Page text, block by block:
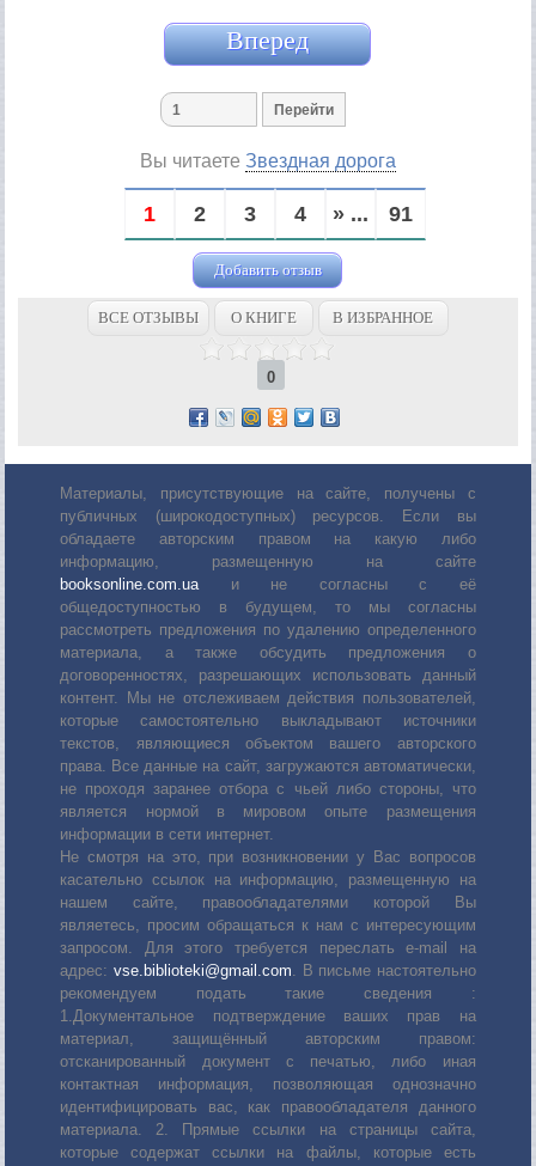
Вперед
Вы читаете Звездная дорога
1 2 3 4 » ... 91
Добавить отзыв
ВСЕ ОТЗЫВЫ О КНИГЕ В ИЗБРАННОЕ
0
Материалы, присутствующие на сайте, получены с
публичных (широкодоступных) ресурсов. Если вы
обладаете авторским правом на какую либо
информацию, размещенную на сайте
booksonline.com.uaи не согласны с её
общедоступностью в будущем, то мы согласны
рассмотреть предложения по удалению определенного
материала, а также обсудить предложения о
договоренностях, разрешающих использовать данный
контент. Мы не отслеживаем действия пользователей,
которые самостоятельно выкладывают источники
текстов, являющиеся объектом вашего авторского
права. Все данные на сайт, загружаются автоматически,
не проходя заранее отбора с чьей либо стороны, что
является нормой в мировом опыте размещения
информации в сети интернет.
Не смотря на это, при возникновении у Вас вопросов
касательно ссылок на информацию, размещенную на
нашем сайте, правообладателями которой Вы
являетесь, просим обращаться к нам с интересующим
запросом. Для этого требуется переслать е-mail на
адрес: vse.biblioteki@gmail.com. В письме настоятельно
рекомендуем подать такие сведения :
1.Документальное подтверждение ваших прав на
материал, защищённый авторским правом:
отсканированный документ с печатью, либо иная
контактная информация, позволяющая однозначно
идентифицировать вас, как правообладателя данного
материала. 2. Прямые ссылки на страницы сайта,
которые содержат ссылки на файлы, которые есть